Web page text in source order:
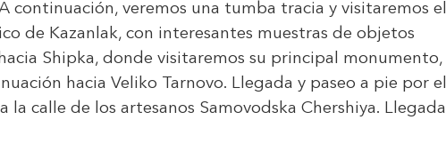
continuación, veremos una tumba tracia y visitaremos el
de Kazanlak, con interesantes muestras de objetos
Shipka, donde visitaremos su principal monumento,
hacia Veliko Tarnovo. Llegada y paseo a pie por el
calle de los artesanos Samovodska Chershiya. Llegada